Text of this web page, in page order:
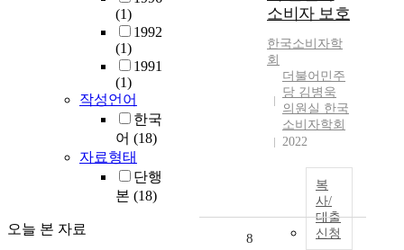
(1)
1992
(1)
1991
(1)
작성언어
한국
어 (18)
자료형태
단행
본 (18)
오늘 본 자료
소비자 보호
한국소비자학
회
더불어민주
당 김병욱
의원실 한국
소비자학회
2022
복
사/
대출
신청
8